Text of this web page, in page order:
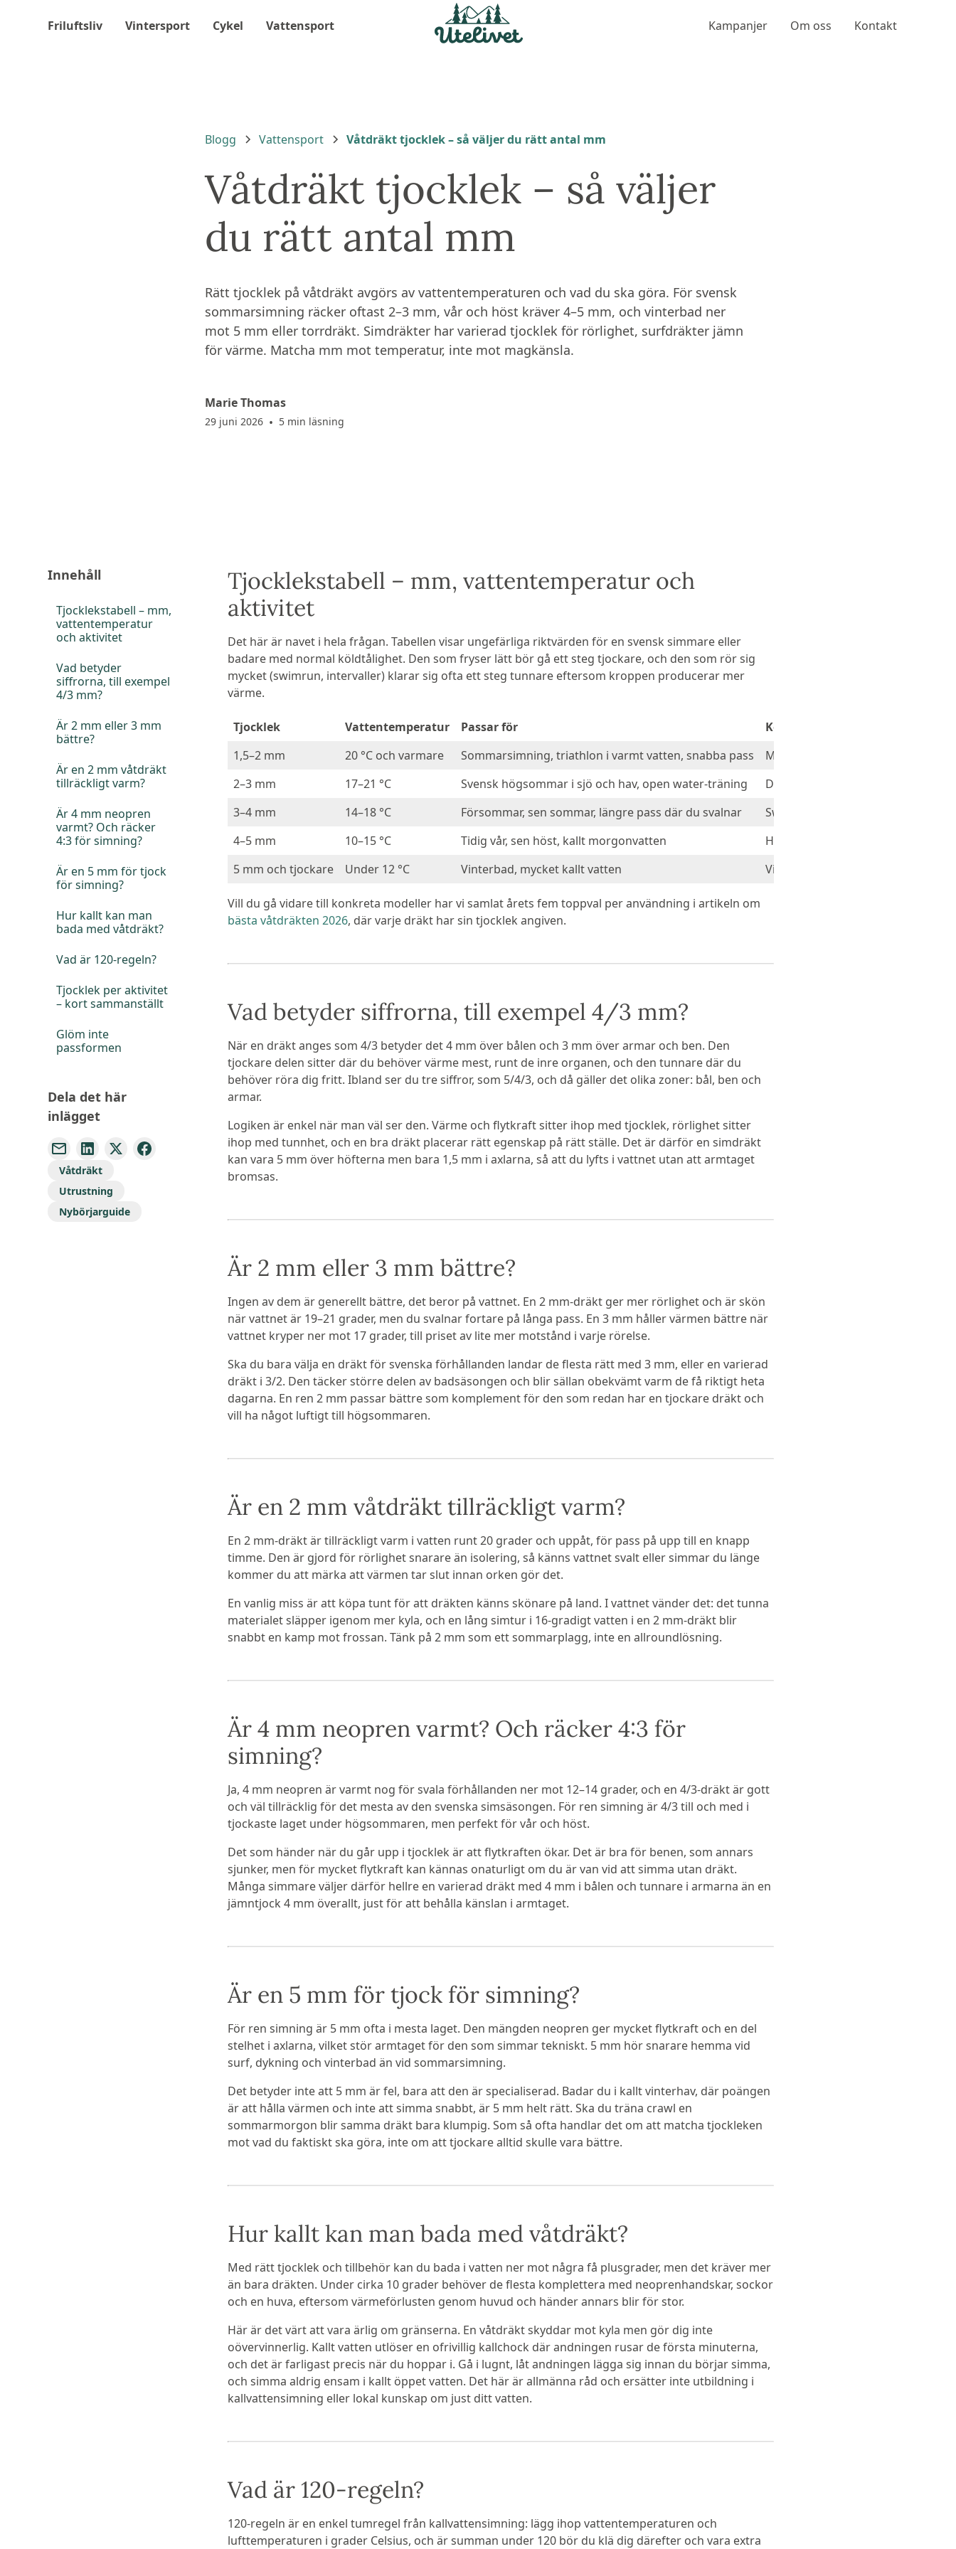
Friluftsliv Vintersport Cykel Vattensport Kampanjer Om oss Kontakt
Blogg Vattensport Våtdräkt tjocklek – så väljer du rätt antal mm
Våtdräkt tjocklek – så väljer
du rätt antal mm
Rätt tjocklek på våtdräkt avgörs av vattentemperaturen och vad du ska göra. För svensk
sommarsimning räcker oftast 2–3 mm, vår och höst kräver 4–5 mm, och vinterbad ner
mot 5 mm eller torrdräkt. Simdräkter har varierad tjocklek för rörlighet, surfdräkter jämn
för värme. Matcha mm mot temperatur, inte mot magkänsla.
Marie Thomas
29 juni 2026 • 5 min läsning
Innehåll
Tjocklekstabell – mm,
vattentemperatur
och aktivitet
Vad betyder
siffrorna, till exempel
4/3 mm?
Är 2 mm eller 3 mm
bättre?
Är en 2 mm våtdräkt
tillräckligt varm?
Är 4 mm neopren
varmt? Och räcker
4:3 för simning?
Är en 5 mm för tjock
för simning?
Hur kallt kan man
bada med våtdräkt?
Vad är 120-regeln?
Tjocklek per aktivitet
– kort sammanställt
Glöm inte
passformen
Dela det här
inlägget
Våtdräkt
Utrustning
Nybörjarguide
Tjocklekstabell – mm, vattentemperatur och
aktivitet
Det här är navet i hela frågan. Tabellen visar ungefärliga riktvärden för en svensk simmare eller
badare med normal köldtålighet. Den som fryser lätt bör gå ett steg tjockare, och den som rör sig
mycket (swimrun, intervaller) klarar sig ofta ett steg tunnare eftersom kroppen producerar mer
värme.
Tjocklek Vattentemperatur Passar för
Kommentar
1,5–2 mm
20 °C och varmare Sommarsimning, triathlon i varmt vatten, snabba pass
Maximal rörlighet, minimal
2–3 mm
17–21 °C Svensk högsommar i sjö och hav, open water-träning
Den vanligaste tjockleken för
3–4 mm
14–18 °C Försommar, sen sommar, längre pass där du svalnar
Sweet spot för många som
4–5 mm
10–15 °C Tidig vår, sen höst, kallt morgonvatten
Här börjar handskar, sockor och
5 mm och tjockare
Under 12 °C Vinterbad, mycket kallt vatten Vid riktigt kallt vatten eller om du
Vill du gå vidare till konkreta modeller har vi samlat årets fem toppval per användning i artikeln om
bästa våtdräkten 2026, där varje dräkt har sin tjocklek angiven.
Vad betyder siffrorna, till exempel 4/3 mm?
När en dräkt anges som 4/3 betyder det 4 mm över bålen och 3 mm över armar och ben. Den
tjockare delen sitter där du behöver värme mest, runt de inre organen, och den tunnare där du
behöver röra dig fritt. Ibland ser du tre siffror, som 5/4/3, och då gäller det olika zoner: bål, ben och
armar.
Logiken är enkel när man väl ser den. Värme och flytkraft sitter ihop med tjocklek, rörlighet sitter
ihop med tunnhet, och en bra dräkt placerar rätt egenskap på rätt ställe. Det är därför en simdräkt
kan vara 5 mm över höfterna men bara 1,5 mm i axlarna, så att du lyfts i vattnet utan att armtaget
bromsas.
Är 2 mm eller 3 mm bättre?
Ingen av dem är generellt bättre, det beror på vattnet. En 2 mm-dräkt ger mer rörlighet och är skön
när vattnet är 19–21 grader, men du svalnar fortare på långa pass. En 3 mm håller värmen bättre när
vattnet kryper ner mot 17 grader, till priset av lite mer motstånd i varje rörelse.
Ska du bara välja en dräkt för svenska förhållanden landar de flesta rätt med 3 mm, eller en varierad
dräkt i 3/2. Den täcker större delen av badsäsongen och blir sällan obekvämt varm de få riktigt heta
dagarna. En ren 2 mm passar bättre som komplement för den som redan har en tjockare dräkt och
vill ha något luftigt till högsommaren.
Är en 2 mm våtdräkt tillräckligt varm?
En 2 mm-dräkt är tillräckligt varm i vatten runt 20 grader och uppåt, för pass på upp till en knapp
timme. Den är gjord för rörlighet snarare än isolering, så känns vattnet svalt eller simmar du länge
kommer du att märka att värmen tar slut innan orken gör det.
En vanlig miss är att köpa tunt för att dräkten känns skönare på land. I vattnet vänder det: det tunna
materialet släpper igenom mer kyla, och en lång simtur i 16-gradigt vatten i en 2 mm-dräkt blir
snabbt en kamp mot frossan. Tänk på 2 mm som ett sommarplagg, inte en allroundlösning.
Är 4 mm neopren varmt? Och räcker 4:3 för
simning?
Ja, 4 mm neopren är varmt nog för svala förhållanden ner mot 12–14 grader, och en 4/3-dräkt är gott
och väl tillräcklig för det mesta av den svenska simsäsongen. För ren simning är 4/3 till och med i
tjockaste laget under högsommaren, men perfekt för vår och höst.
Det som händer när du går upp i tjocklek är att flytkraften ökar. Det är bra för benen, som annars
sjunker, men för mycket flytkraft kan kännas onaturligt om du är van vid att simma utan dräkt.
Många simmare väljer därför hellre en varierad dräkt med 4 mm i bålen och tunnare i armarna än en
jämntjock 4 mm överallt, just för att behålla känslan i armtaget.
Är en 5 mm för tjock för simning?
För ren simning är 5 mm ofta i mesta laget. Den mängden neopren ger mycket flytkraft och en del
stelhet i axlarna, vilket stör armtaget för den som simmar tekniskt. 5 mm hör snarare hemma vid
surf, dykning och vinterbad än vid sommarsimning.
Det betyder inte att 5 mm är fel, bara att den är specialiserad. Badar du i kallt vinterhav, där poängen
är att hålla värmen och inte att simma snabbt, är 5 mm helt rätt. Ska du träna crawl en
sommarmorgon blir samma dräkt bara klumpig. Som så ofta handlar det om att matcha tjockleken
mot vad du faktiskt ska göra, inte om att tjockare alltid skulle vara bättre.
Hur kallt kan man bada med våtdräkt?
Med rätt tjocklek och tillbehör kan du bada i vatten ner mot några få plusgrader, men det kräver mer
än bara dräkten. Under cirka 10 grader behöver de flesta komplettera med neoprenhandskar, sockor
och en huva, eftersom värmeförlusten genom huvud och händer annars blir för stor.
Här är det värt att vara ärlig om gränserna. En våtdräkt skyddar mot kyla men gör dig inte
oövervinnerlig. Kallt vatten utlöser en ofrivillig kallchock där andningen rusar de första minuterna,
och det är farligast precis när du hoppar i. Gå i lugnt, låt andningen lägga sig innan du börjar simma,
och simma aldrig ensam i kallt öppet vatten. Det här är allmänna råd och ersätter inte utbildning i
kallvattensimning eller lokal kunskap om just ditt vatten.
Vad är 120-regeln?
120-regeln är en enkel tumregel från kallvattensimning: lägg ihop vattentemperaturen och
lufttemperaturen i grader Celsius, och är summan under 120 bör du klä dig därefter och vara extra